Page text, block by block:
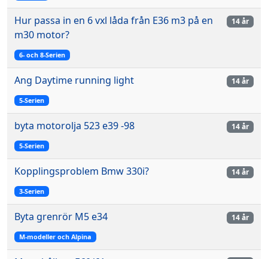
Hur passa in en 6 vxl låda från E36 m3 på en
m30 motor?
6- och 8-Serien
14 år
Ang Daytime running light
5-Serien
14 år
byta motorolja 523 e39 -98
5-Serien
14 år
Kopplingsproblem Bmw 330i?
3-Serien
14 år
Byta grenrör M5 e34
M-modeller och Alpina
14 år